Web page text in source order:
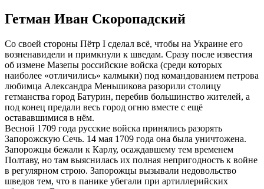
Гетман Иван Скоропадский
Со своей стороны Пётр I сделал всё, чтобы на Украине его
возненавидели и примкнули к шведам. Сразу после известия
об измене Мазепы российские войска (среди которых
наиболее «отличились» калмыки) под командованием петрова
любимца Александра Меньшикова разорили столицу
гетманства город Батурин, перебив большинство жителей, а
под конец предали весь город огню вместе с ещё
остававшимися в нём.
Весной 1709 года русские войска принялись разорять
Запорожскую Сечь. 14 мая 1709 года она была уничтожена.
Запорожцы бежали к Карлу, осаждавшему тем временем
Полтаву, но там выяснилась их полная непригодность к войне
в регулярном строю. Запорожцы вызывали недовольство
шведов тем, что в панике убегали при артиллерийских